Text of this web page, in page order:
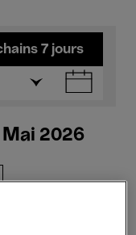
7 jours
2026